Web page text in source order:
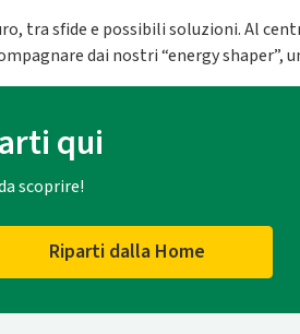
tra sfide e possibili soluzioni. Al
dai nostri “energy shaper”,
qui
scoprire!
Riparti dalla Home